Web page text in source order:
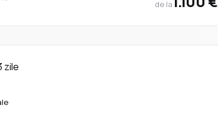
de la
zile